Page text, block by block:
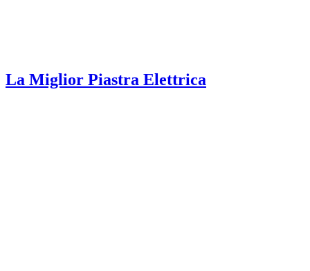
La Miglior Piastra Elettrica